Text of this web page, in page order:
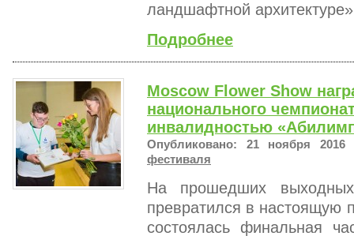
ландшафтной
Подробнее
Moscow Flower Show
национального
инвалидностью
Опубликовано: 21 ноября
фестиваля
На прошедших
превратился в настоящую
состоялась финальная